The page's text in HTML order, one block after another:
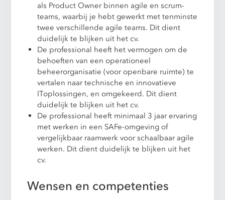
als Product Owner binnen agile en scrum-
teams, waarbij je hebt gewerkt met tenminste
twee verschillende agile teams. Dit dient
duidelijk te blijken uit het cv.
De professional heeft het vermogen om de
behoeften van een operationeel
beheerorganisatie (voor openbare ruimte) te
vertalen naar technische en innovatieve
IToplossingen, en omgekeerd. Dit dient
duidelijk te blijken uit het cv.
De professional heeft minimaal 3 jaar ervaring
met werken in een SAFe-omgeving of
vergelijkbaar raamwerk voor schaalbaar agile
werken. Dit dient duidelijk te blijken uit het
cv.
Wensen en competenties